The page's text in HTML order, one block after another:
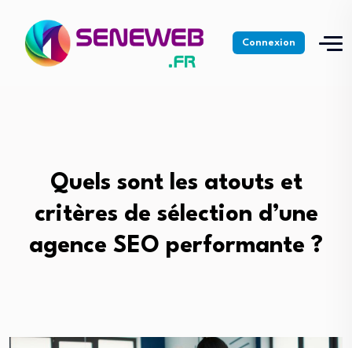
Connexion
Quels sont les atouts et
critères de sélection d’une
agence SEO performante ?